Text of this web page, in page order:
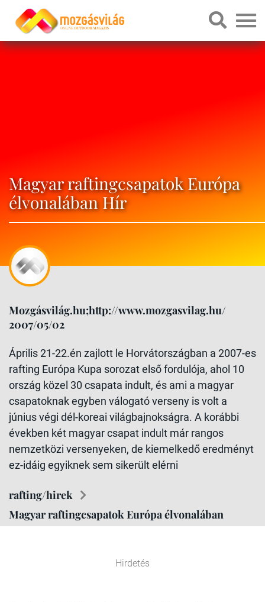
Magyar raftingcsapatok Európa
élvonalában Hír
Mozgásvilág.hu;http://www.mozgasvilag.hu/
2007/05/02
Április 21-22.én zajlott le Horvátországban a 2007-es
rafting Európa Kupa sorozat első fordulója, ahol 10
ország közel 30 csapata indult, és ami a magyar
csapatoknak egyben válogató verseny is volt a
június végi dél-koreai világbajnokságra. A korábbi
években két magyar csapat indult már rangos
nemzetközi versenyeken, de kiemelkedő eredményt
ez-idáig egyiknek sem sikerült elérni
rafting/hirek
Magyar raftingcsapatok Európa élvonalában
Hirdetés